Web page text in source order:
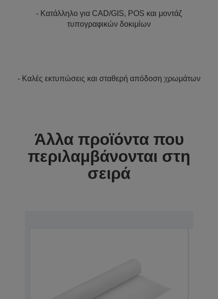
- Κατάλληλο για CAD/GIS, POS και μοντάζ
τυπογραφικών δοκιμίων
- Καλές εκτυπώσεις και σταθερή απόδοση χρωμάτων
Άλλα προϊόντα που
περιλαμβάνονται στη
σειρά